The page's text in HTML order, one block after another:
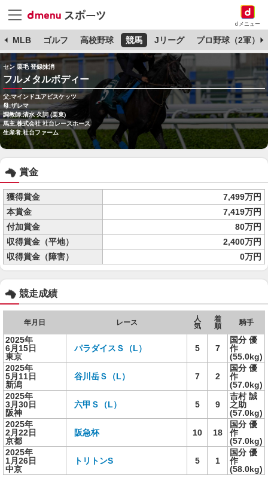
dメニュー
MLB ゴルフ 高校野球 競馬 Jリーグ プロ野球（2軍）
セン 栗毛 登録抹消
フルメタルボディー
父:マインドユアビスケッツ
母:ザレマ
調教師:清水 久詞 (栗東)
馬主:株式会社 社台レースホース
生産者:社台ファーム
賞金
獲得賞金
7,499万円
本賞金
7,419万円
付加賞金
80万円
収得賞金（平地）
2,400万円
収得賞金（障害）
0万円
競走成績
年月日 レース
人
気
着
順
騎手
2025年
6月15日
東京
パラダイスＳ（L） 5 7
国分 優
作
(55.0kg)
2025年
5月11日
新潟
谷川岳Ｓ（L） 7 2
国分 優
作
(57.0kg)
2025年
3月30日
阪神
六甲Ｓ（L） 5 9
吉村 誠
之助
(57.0kg)
2025年
2月22日
京都
阪急杯 10 18
国分 優
作
(57.0kg)
2025年
1月26日
中京
トリトンS 5 1
国分 優
作
(58.0kg)